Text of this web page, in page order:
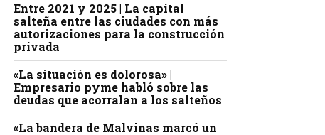
Entre 2021 y 2025 | La capital
salteña entre las ciudades con más
autorizaciones para la construcción
privada
«La situación es dolorosa» |
Empresario pyme habló sobre las
deudas que acorralan a los salteños
«La bandera de Malvinas marcó un